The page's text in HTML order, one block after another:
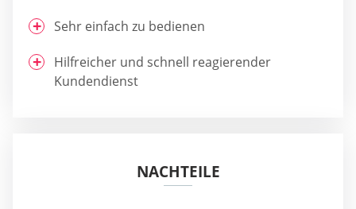
Sehr einfach zu bedienen
Hilfreicher und schnell reagierender
Kundendienst
NACHTEILE